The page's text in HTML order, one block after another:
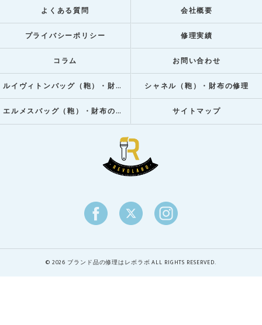
よくある質問 会社概要
プライバシーポリシー 修理実績
コラム お問い合わせ
ルイヴィトンバッグ（鞄）・財布の修理 シャネル（鞄）・財布の修理
エルメスバッグ（鞄）・財布の修理 サイトマップ
© 2026 ブランド品の修理はレボラボ ALL RIGHTS RESERVED.